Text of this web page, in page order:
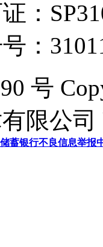
：
：
号
限公司
蓄银行不良信息举报